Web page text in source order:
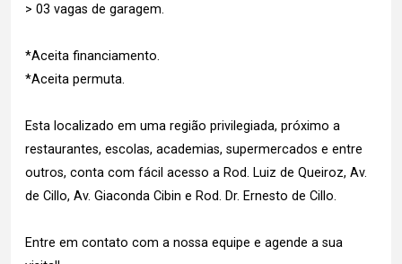
> 03 vagas de garagem.
*Aceita financiamento.
*Aceita permuta.
Esta localizado em uma região privilegiada, próximo a
restaurantes, escolas, academias, supermercados e entre
outros, conta com fácil acesso a Rod. Luiz de Queiroz, Av.
de Cillo, Av. Giaconda Cibin e Rod. Dr. Ernesto de Cillo.
Entre em contato com a nossa equipe e agende a sua